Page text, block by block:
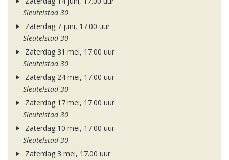
Sleutelstad 30
Zaterdag 7 juni, 17.00 uur
Sleutelstad 30
Zaterdag 31 mei, 17.00 uur
Sleutelstad 30
Zaterdag 24 mei, 17.00 uur
Sleutelstad 30
Zaterdag 17 mei, 17.00 uur
Sleutelstad 30
Zaterdag 10 mei, 17.00 uur
Sleutelstad 30
Zaterdag 3 mei, 17.00 uur